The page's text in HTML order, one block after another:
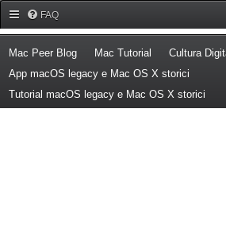
FAQ
Mac Peer Blog(Opens a new tab)
Mac Tutorial (Opens a new
Cultura
App macOS legacy e Mac OS X storici
Tutorial macOS legacy e Mac OS X storici